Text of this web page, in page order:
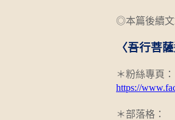
◎本篇後續文
〈吾行菩
＊粉絲專頁：
https://
＊部落格：